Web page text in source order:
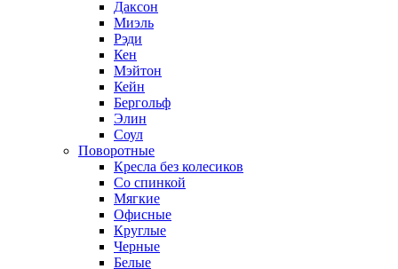
Даксон
Миэль
Рэди
Кен
Мэйтон
Кейн
Бергольф
Элин
Соул
Поворотные
Кресла без колесиков
Со спинкой
Мягкие
Офисные
Круглые
Черные
Белые